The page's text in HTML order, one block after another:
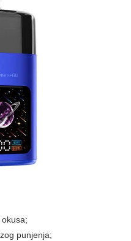
punjenja;